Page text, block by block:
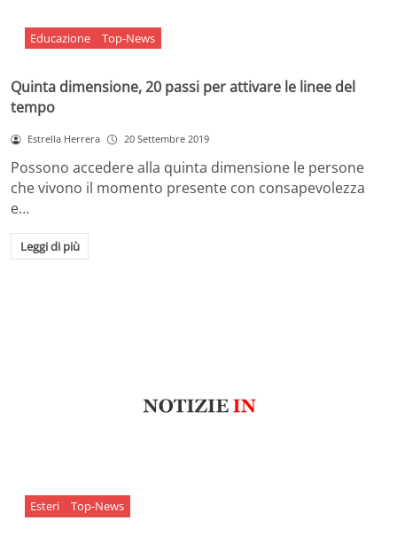
Educazione Top-News
Quinta dimensione, 20 passi per attivare le linee del
tempo
Estrella Herrera 20 Settembre 2019
Possono accedere alla quinta dimensione le persone
che vivono il momento presente con consapevolezza
e…
Leggi di più
Esteri Top-News